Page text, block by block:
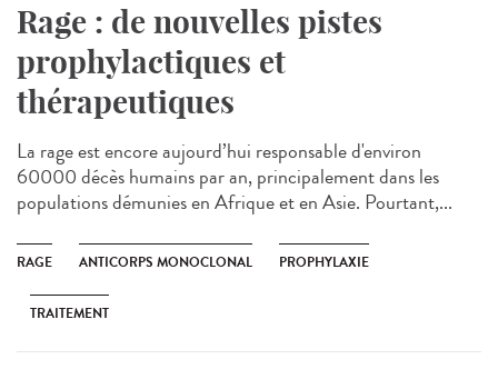
Rage : de nouvelles pistes
prophylactiques et
thérapeutiques
La rage est encore aujourd’hui responsable d'environ
60000 décès humains par an, principalement dans les
populations démunies en Afrique et en Asie. Pourtant,...
RAGE ANTICORPS MONOCLONAL PROPHYLAXIE
TRAITEMENT